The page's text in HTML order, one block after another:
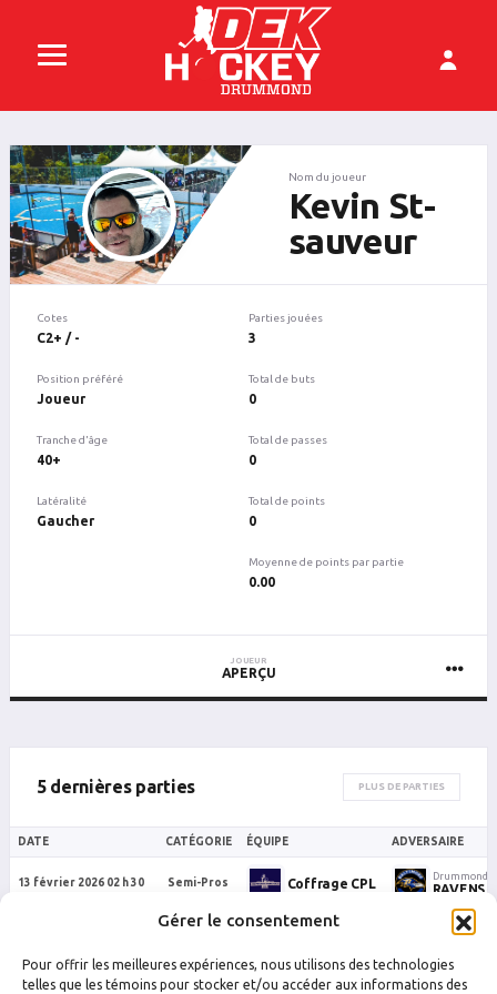
Gérer le consentement
Pour offrir les meilleures expériences, nous utilisons des technologies
telles que les témoins pour stocker et/ou accéder aux informations des
Nom du joueur
Kevin St-
sauveur
Cotes
C2+ / -
Position préféré
Joueur
Tranche d'âge
40+
Latéralité
Gaucher
Parties jouées
3
Total de buts
0
Total de passes
0
Total de points
0
Moyenne de points par partie
0.00
JOUEUR
APERÇU
5 dernières parties PLUS DE PARTIES
DATE CATÉGORIE ÉQUIPE ADVERSAIRE
13 février 2026 02 h 30 Semi-Pros Coffrage CPL RAVENS
Drummondville
30 août 2024 23 h 10 C2
Drummondville Sainte-